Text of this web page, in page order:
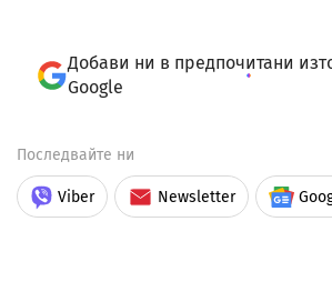
Добави ни в предпочитани
Google
Последвайте ни
Viber Newsletter